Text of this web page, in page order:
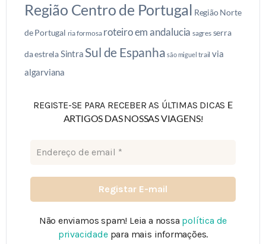
Região Centro de Portugal Região Norte
de Portugal ria formosa roteiro em andalucia sagres serra
da estrelaSintra Sul de Espanha são miguel trail via
algarviana
REGISTE-SE PARA RECEBER AS ÚLTIMAS DICAS E
ARTIGOS DAS NOSSAS VIAGENS!
Não enviamos spam! Leia a nossa política de
privacidadepara mais informações.